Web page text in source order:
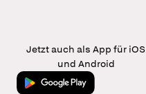
Jetzt auch als App für iOS
und Android
Jetzt bei Google Play